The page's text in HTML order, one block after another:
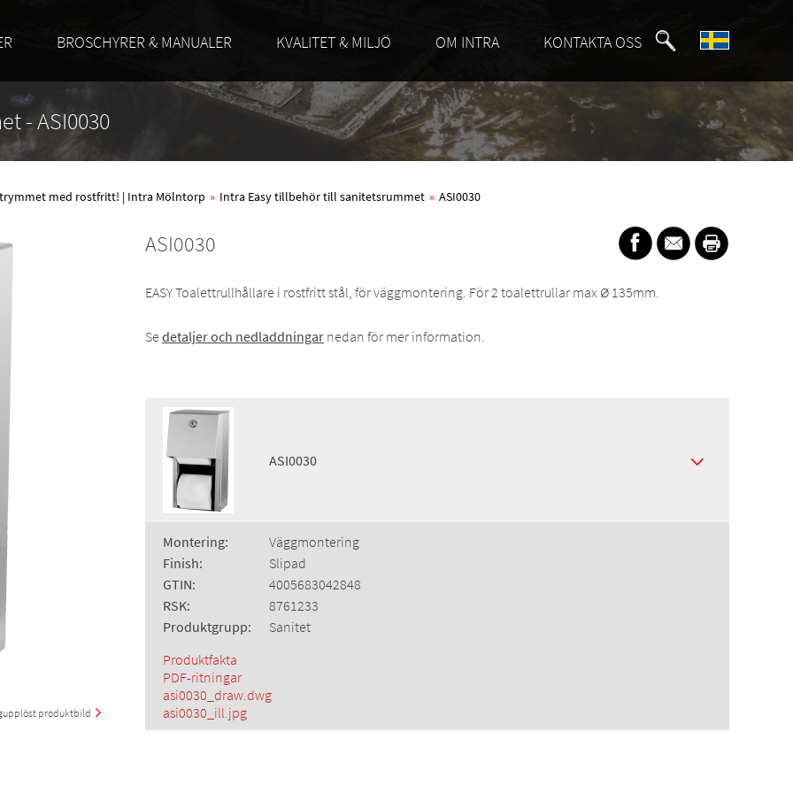
BROSCHYRER & MANUALER KVALITET & MILJÖ OM INTRA KONTAKTA OSS
- ASI0030
med rostfritt! | Intra Mölntorp » Intra Easy tillbehör till sanitetsrummet » ASI0030
produktbild
ASI0030
EASY Toalettrullhållare i rostfritt stål, för väggmontering. För 2 toalettrullar max Ø 135mm.
Se detaljer och nedladdningar nedan för mer information.
ASI0030
Montering:
Väggmontering
Finish:
Slipad
GTIN:
4005683042848
RSK:
8761233
Produktgrupp:
Sanitet
Produktfakta
PDF-ritningar
asi0030_draw.dwg
asi0030_ill.jpg